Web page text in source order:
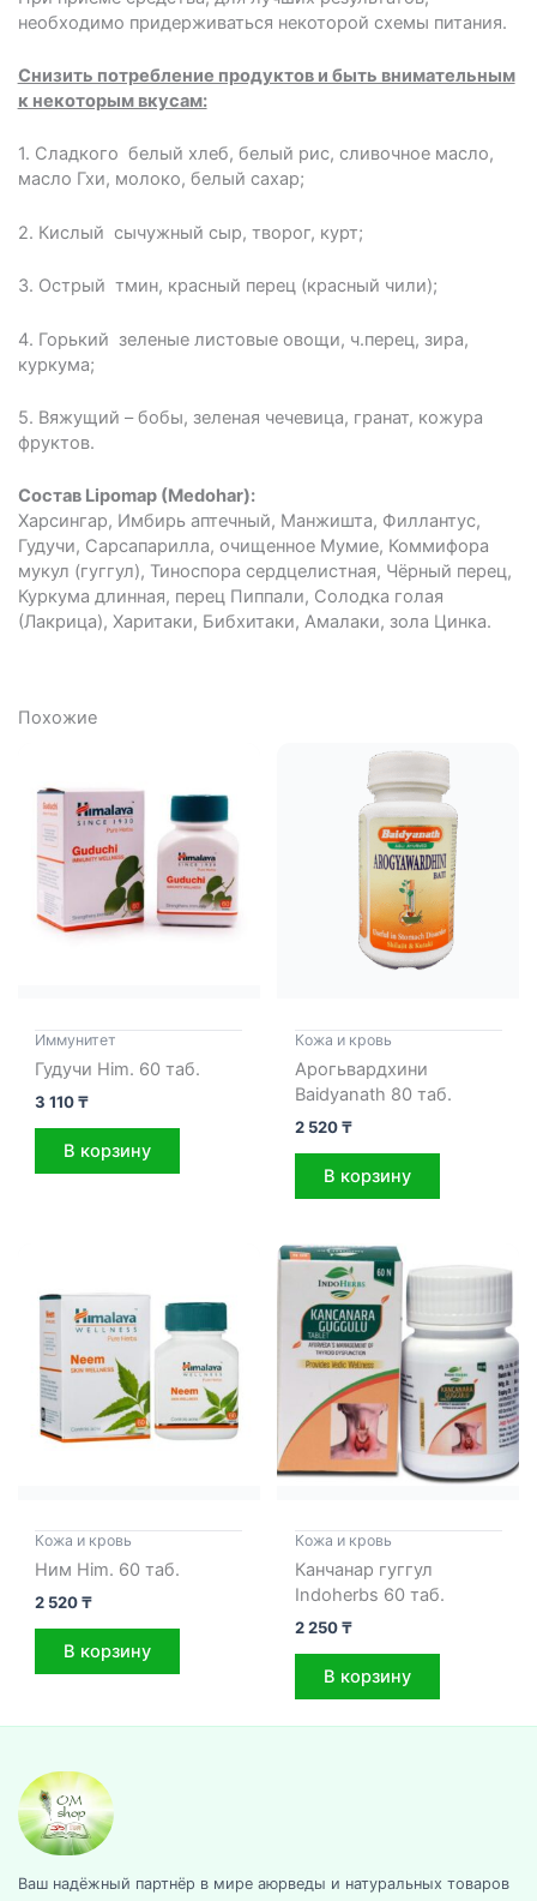
необходимо придерживаться некоторой схемы питания.
Снизить потребление продуктов и быть внимательным
к некоторым вкусам:
1. Сладкого ­ белый хлеб, белый рис, сливочное масло,
масло Гхи, молоко, белый сахар;
2. Кислый ­ сычужный сыр, творог, курт;
3. Острый ­ тмин, красный перец (красный чили);
4. Горький ­ зеленые листовые овощи, ч.перец, зира,
куркума;
5. Вяжущий – бобы, зеленая чечевица, гранат, кожура
фруктов.
Состав Lipomap (Medohar):
Харсингар, Имбирь аптечный, Манжишта, Филлантус,
Гудучи, Сарсапарилла, очищенное Мумие, Коммифора
мукул (гуггул), Тиноспора сердцелистная, Чёрный перец,
Куркума длинная, перец Пиппали, Солодка голая
(Лакрица), Харитаки, Бибхитаки, Амалаки, зола Цинка.
Похожие
Иммунитет
Гудучи Him. 60 таб.
3 110₸
В корзину
Кожа и кровь
Арогьвардхини
Baidyanath 80 таб.
2 520₸
В корзину
Кожа и кровь
Ним Him. 60 таб.
2 520₸
В корзину
Кожа и кровь
Канчанар гуггул
Indoherbs 60 таб.
2 250₸
В корзину
Ваш надёжный партнёр в мире аюрведы и натуральных товаров